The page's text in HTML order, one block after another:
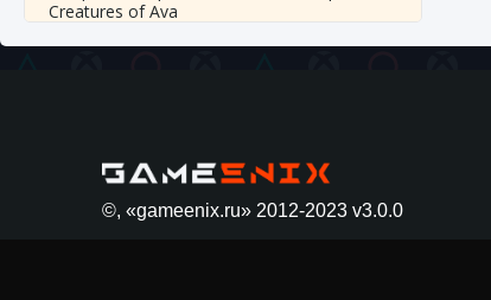
Creatures of Ava
9 августа 2024 1 393 0 0